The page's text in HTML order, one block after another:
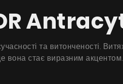
та витонченості.
вона стає виразним